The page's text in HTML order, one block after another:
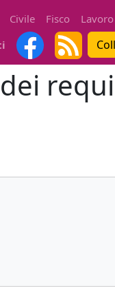
Civile Fisco Lavoro